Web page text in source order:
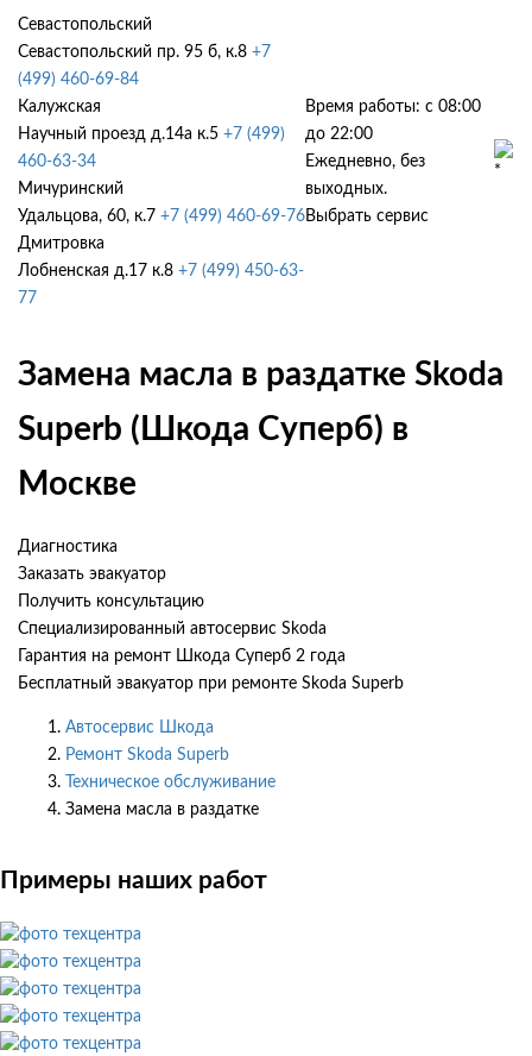
Севастопольский
Севастопольский пр. 95 б, к.8 +7
(499) 460-69-84
Калужская
Научный проезд д.14а к.5 +7 (499)
460-63-34
Мичуринский
Удальцова, 60, к.7 +7 (499) 460-69-76
Дмитровка
Лобненская д.17 к.8 +7 (499) 450-63-
77
Время работы: с 08:00
до 22:00
Ежедневно, без
выходных.
Выбрать сервис
Замена масла в раздатке Skoda
Superb (Шкода Суперб) в
Москве
Диагностика
Заказать эвакуатор
Получить консультацию
Специализированный автосервис Skoda
Гарантия на ремонт Шкода Суперб 2 года
Бесплатный эвакуатор при ремонте Skoda Superb
Автосервис Шкода
Ремонт Skoda Superb
Техническое обслуживание
Замена масла в раздатке
Примеры наших работ